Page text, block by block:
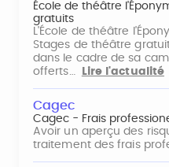
École de théâtre
gratuits
L'École de théâtre
Stages de théâtre
dans le cadre de sa
offerts…
Lire l'actualité
Cagec
Cagec - Frais
Avoir un aperçu des
traitement des frais